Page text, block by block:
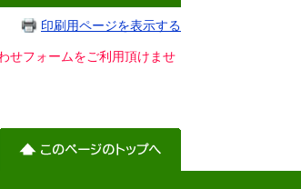
印刷用ページを表示する
せフォームをご利用頂けませ